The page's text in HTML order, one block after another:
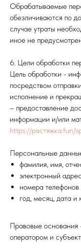
Обрабатываемые
обезличиваются по
случае утраты
иное не
6. Цели обработки
Цель обработки -
посредством
исполнение и
– предоставление
информации и/или
https://растяжка.fun/
Персональные
фамилия, имя,
электронный адрес
номера телефонов
год, месяц, дата и
Правовые
оператором и